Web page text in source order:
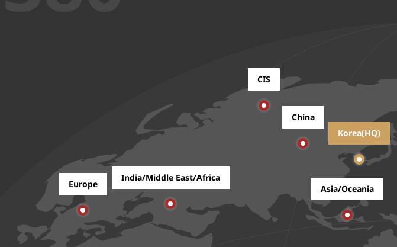
Europe
India/Middle East/Africa
China
CIS
Asia/Oceania
Korea(HQ)